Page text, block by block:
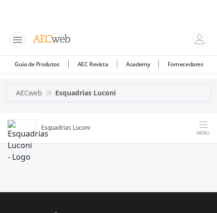
Guia de Produtos AEC Revista Academy Fornecedores
AECweb Esquadrias Luconi
Esquadrias Luconi
MENU